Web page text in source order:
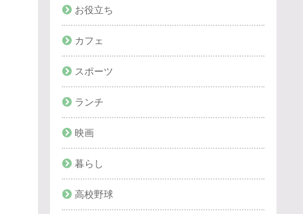
お役立ち
カフェ
スポーツ
ランチ
映画
暮らし
高校野球